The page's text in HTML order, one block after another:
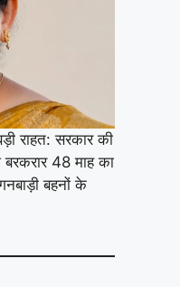
राहत: सरकार की
48 माह का
बहनों के